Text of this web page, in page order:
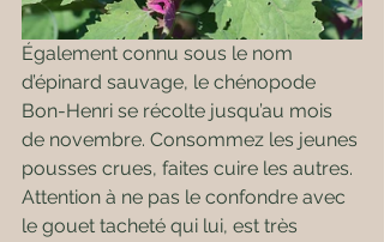
Également connu sous le nom
d’épinard sauvage, le chénopode
Bon-Henri se récolte jusqu’au mois
de novembre. Consommez les jeunes
pousses crues, faites cuire les autres.
Attention à ne pas le confondre avec
le gouet tacheté qui lui, est très